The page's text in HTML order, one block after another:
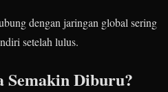
dengan jaringan global sering
setelah lulus.
Semakin Diburu?